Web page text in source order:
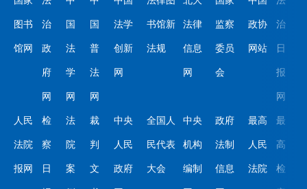
图书
馆网
治
政
府
网
国
法
学
网
国
普
法
网
法学
创新
网
书馆新
法规
法律
信息
网
监察
委员
会
政协
网站
治
日
报
网
人民
法院
报网
检
察
日
法
院
案
裁
判
文
中央
人民
政府
全国人
民代表
大会
中央
机构
编制
政府
法制
信息
最高
人民
法院
最
高
检